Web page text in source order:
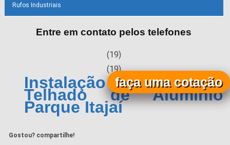
Rufos Industriais
Entre em contato pelos telefones
(19)
(19)
Instalação de Calha para
Telhado de Alumínio
Parque Itajaí
Gostou? compartilhe!
faça uma cotação